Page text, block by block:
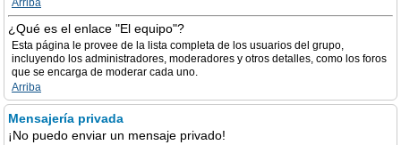
Arriba
¿Qué es el enlace "El equipo"?
Esta página le provee de la lista completa de los usuarios del grupo,
incluyendo los administradores, moderadores y otros detalles, como los foros
que se encarga de moderar cada uno.
Arriba
Mensajería privada
¡No puedo enviar un mensaje privado!